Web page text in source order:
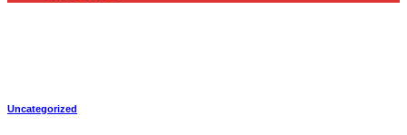
Uncategorized